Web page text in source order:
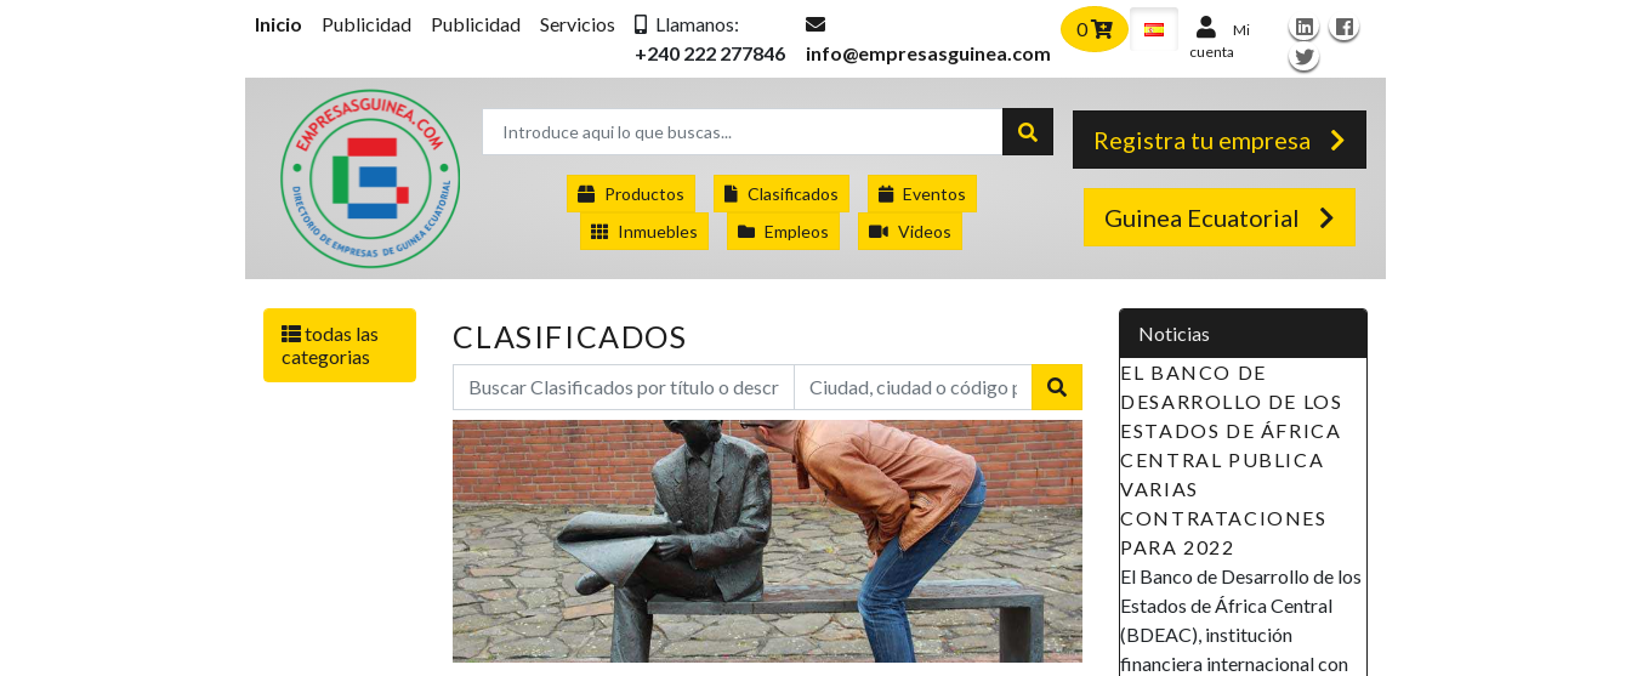
Inicio Publicidad Publicidad Servicios
Llamanos:
+240 222 277846
info@empresasguinea.com
0
Mi
cuenta
Productos Clasificados
Eventos
Inmuebles
Empleos Videos
Registra tu empresa
Guinea Ecuatorial
todas las
categorias
CLASIFICADOS
Noticias
EL BANCO DE
DESARROLLO DE LOS
ESTADOS DE ÁFRICA
CENTRAL PUBLICA
VARIAS
CONTRATACIONES
PARA 2022
El Banco de Desarrollo de los
Estados de África Central
(BDEAC), institución
financiera internacional con